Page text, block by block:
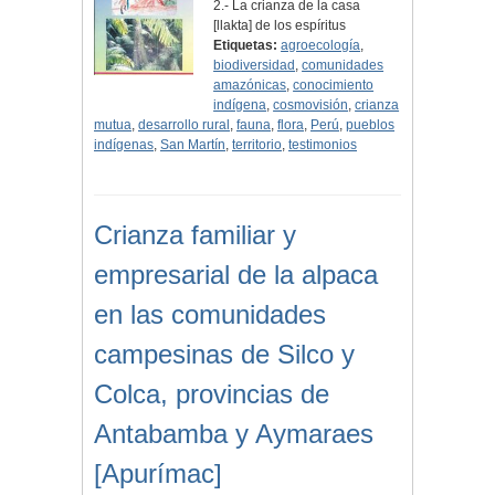
2.- La crianza de la casa
[llakta] de los espíritus
Etiquetas: agroecología,
biodiversidad ,comunidades
amazónicas,conocimiento
indígena,cosmovisión,crianza
mutua, desarrollo rural , fauna, flora, Perú, pueblos
indígenas, San Martín, territorio, testimonios
Crianza familiar y
empresarial de la alpaca
en las comunidades
campesinas de Silco y
Colca, provincias de
Antabamba y Aymaraes
[Apurímac]